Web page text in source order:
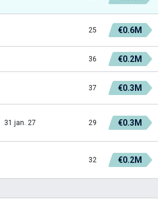
25 €0.6M
36 €0.2M
37 €0.3M
31 jan. 27 29 €0.3M
32 €0.2M